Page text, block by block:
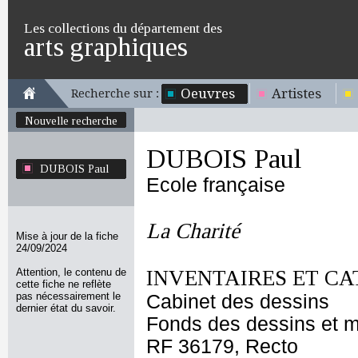
Les collections du département des
arts graphiques
Recherche sur : Oeuvres Artistes
Nouvelle recherche
DUBOIS Paul
Mise à jour de la fiche
24/09/2024
Attention, le contenu de
cette fiche ne reflète
pas nécessairement le
dernier état du savoir.
DUBOIS Paul
Ecole française
La Charité
INVENTAIRES ET
Cabinet des dessins
Fonds des dessins et
RF 36179, Recto